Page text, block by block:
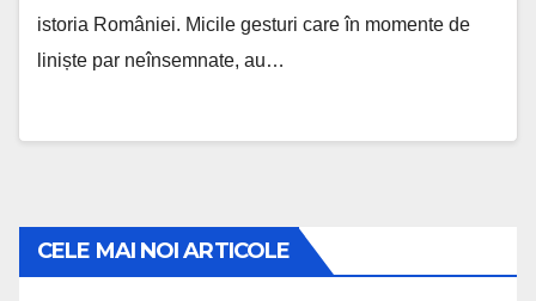
istoria României. Micile gesturi care în momente de
liniște par neînsemnate, au…
CELE MAI NOI ARTICOLE